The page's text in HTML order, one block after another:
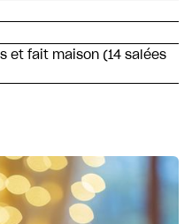
et fait maison (14 salées